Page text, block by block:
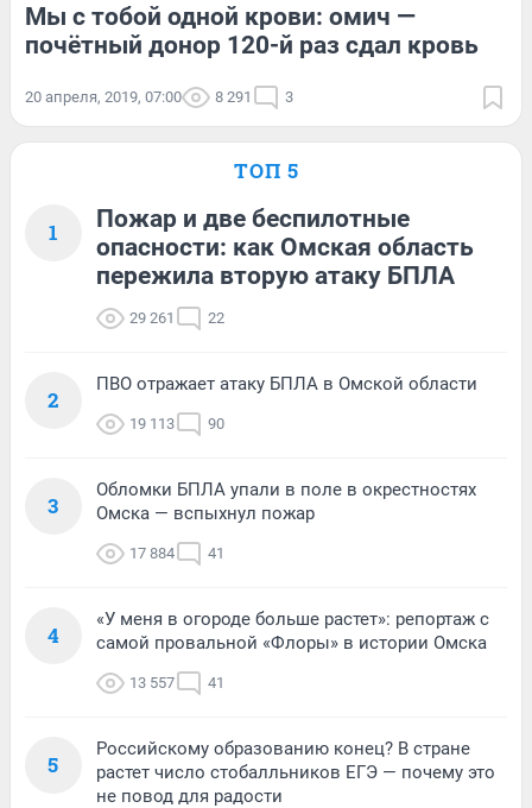
Мы с тобой одной крови: омич —
почётный донор 120-й раз сдал кровь
20 апреля, 2019, 07:00 8 291 3
ТОП 5
1
Пожар и две беспилотные
опасности: как Омская область
пережила вторую атаку БПЛА
29 261 22
2
ПВО отражает атаку БПЛА в Омской области
19 113 90
3
Обломки БПЛА упали в поле в окрестностях
Омска — вспыхнул пожар
17 884 41
4
«У меня в огороде больше растет»: репортаж с
самой провальной «Флоры» в истории Омска
13 557 41
5
Российскому образованию конец? В стране
растет число стобалльников ЕГЭ — почему это
не повод для радости